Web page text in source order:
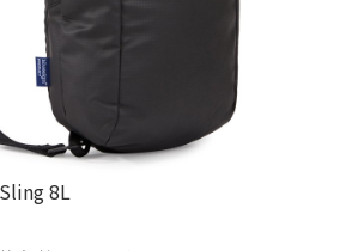
8L